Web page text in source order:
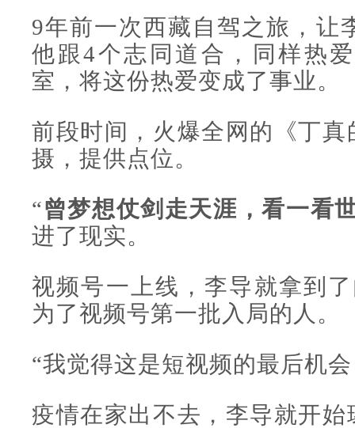
9年前一次西藏自驾之旅，让
他跟4个志同道合，同样热
室，将这份热爱变成了事业。
前段时间，火爆全网的《丁
摄，提供点位。
“曾梦想仗剑走天涯，看一看
进了现实。
视频号一上线，李导就拿到
为了视频号第一批入局的人。
“我觉得这是短视频的最后机
疫情在家出不去，李导就开